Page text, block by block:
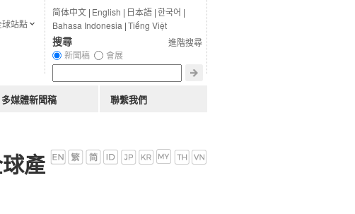
產
简体中文| English | 日本語|한국어 |
Bahasa Indonesia |Tiếng Việt
進階搜尋
搜尋
新聞稿 會展
球站點
多媒體新聞稿 聯繫我們